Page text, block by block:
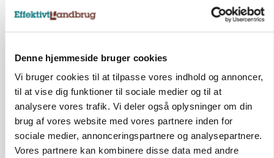
Denne hjemmeside bruger cookies
Vi bruger cookies til at tilpasse vores indhold og annoncer,
til at vise dig funktioner til sociale medier og til at
analysere vores trafik. Vi deler også oplysninger om din
brug af vores website med vores partnere inden for
sociale medier, annonceringspartnere og analysepartnere.
Vores partnere kan kombinere disse data med andre
4690, Haslev 06. aug.
Lastbilchauffør søges til Henrik Haves
Maskinstation
Godstransport
4700, Næstved